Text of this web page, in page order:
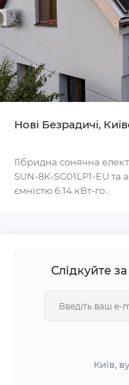
Нові Безрадичі,
Гібридна сонячна
SUN-8K-SG01LP1-EU та
ємністю 6.14 кВт-го..
Слідкуйте
Київ,